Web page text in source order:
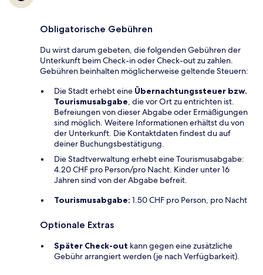
Obligatorische Gebühren
Du wirst darum gebeten, die folgenden Gebühren der
Unterkunft beim Check-in oder Check-out zu zahlen.
Gebühren beinhalten möglicherweise geltende Steuern:
Die Stadt erhebt eine Übernachtungssteuer bzw.
Tourismusabgabe, die vor Ort zu entrichten ist.
Befreiungen von dieser Abgabe oder Ermäßigungen
sind möglich. Weitere Informationen erhältst du von
der Unterkunft. Die Kontaktdaten findest du auf
deiner Buchungsbestätigung.
Die Stadtverwaltung erhebt eine Tourismusabgabe:
4.20 CHF pro Person/pro Nacht. Kinder unter 16
Jahren sind von der Abgabe befreit.
Tourismusabgabe: 1.50 CHF pro Person, pro Nacht
Optionale Extras
Später Check-out kann gegen eine zusätzliche
Gebühr arrangiert werden (je nach Verfügbarkeit).